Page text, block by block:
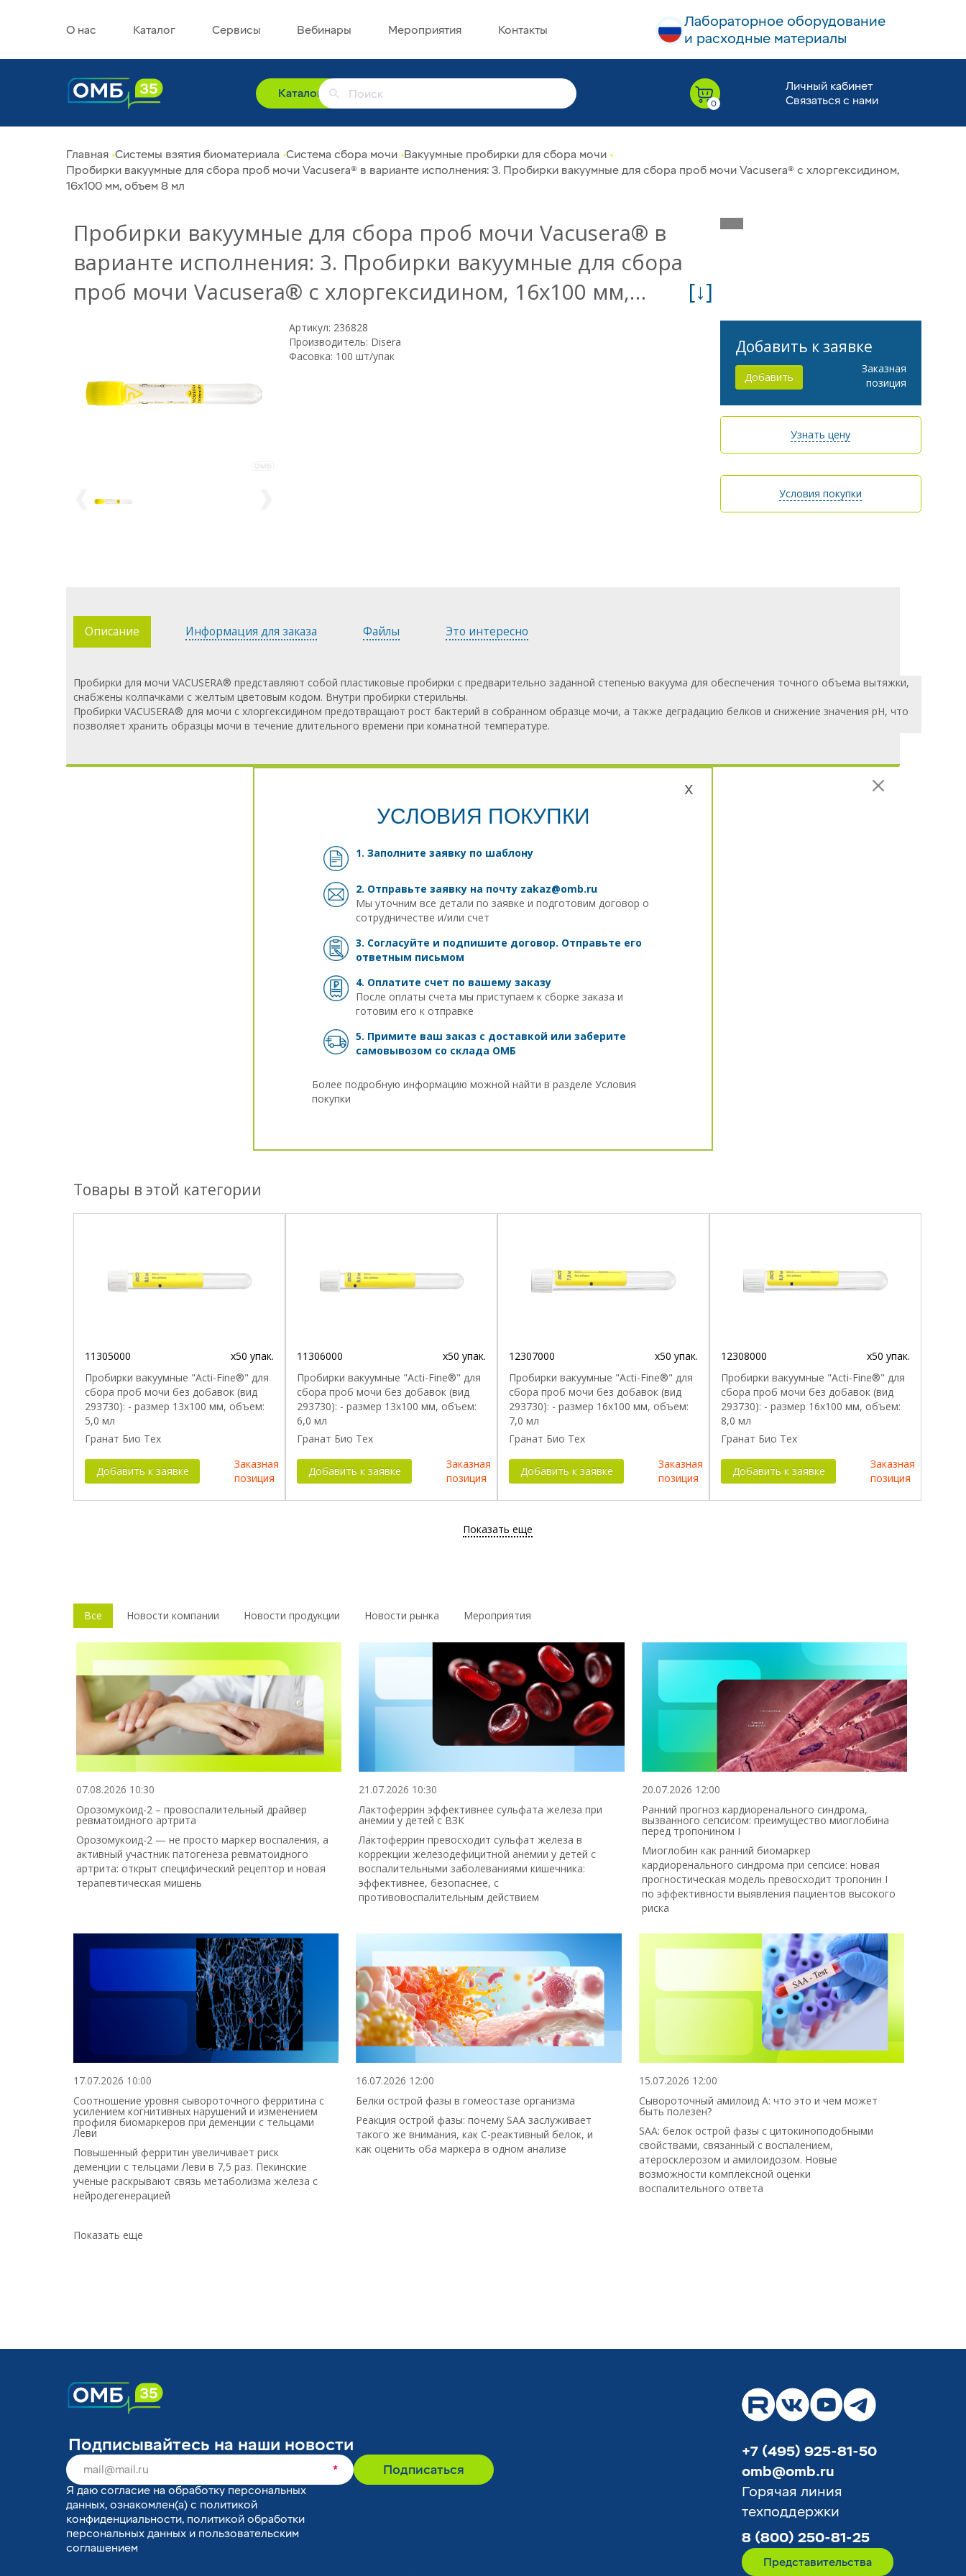
Лабораторное оборудование
и расходные материалы
О нас Каталог Сервисы Вебинары Мероприятия Контакты
Каталог
Личный кабинет
Связаться с нами
Главная Системы взятия биоматериала Система сбора мочи Вакуумные пробирки для сбора мочи
Пробирки вакуумные для сбора проб мочи Vacusera® в варианте исполнения: 3. Пробирки вакуумные для сбора проб мочи Vacusera® с хлоргексидином,
16x100 мм, объем 8 мл
Пробирки вакуумные для сбора проб мочи Vacusera® в
варианте исполнения: 3. Пробирки вакуумные для сбора
проб мочи Vacusera® с хлоргексидином, 16x100 мм,
[↓]
Артикул: 236828
Производитель: Disera
Фасовка: 100 шт/упак
Добавить к заявке
Добавить
Заказная
позиция
Узнать цену
Условия покупки
Описание Информация для заказа Файлы Это интересно
Пробирки для мочи VACUSERA® представляют собой пластиковые пробирки с предварительно заданной степенью вакуума для обеспечения точного объема вытяжки,
снабжены колпачками с желтым цветовым кодом. Внутри пробирки стерильны.
Пробирки VACUSERA® для мочи с хлоргексидином предотвращают рост бактерий в собранном образце мочи, а также деградацию белков и снижение значения pH, что
позволяет хранить образцы мочи в течение длительного времени при комнатной температуре.
x
УСЛОВИЯ ПОКУПКИ
1. Заполните заявку по шаблону
2. Отправьте заявку на почту zakaz@omb.ru
Мы уточним все детали по заявке и подготовим договор о
сотрудничестве и/или счет
3. Согласуйте и подпишите договор. Отправьте его
ответным письмом
4. Оплатите счет по вашему заказу
После оплаты счета мы приступаем к сборке заказа и
готовим его к отправке
5. Примите ваш заказ с доставкой или заберите
самовывозом со склада ОМБ
Более подробную информацию можной найти в разделе Условия
покупки
Товары в этой категории
11305000
x50 упак.
Пробирки вакуумные "Acti-Fine®" для
сбора проб мочи без добавок (вид
293730): - размер 13x100 мм, объем:
5,0 мл
Гранат Био Тех
Добавить к заявке
Заказная
позиция
11306000
x50 упак.
Пробирки вакуумные "Acti-Fine®" для
сбора проб мочи без добавок (вид
293730): - размер 13x100 мм, объем:
6,0 мл
Гранат Био Тех
Добавить к заявке
Заказная
позиция
12307000
x50 упак.
Пробирки вакуумные "Acti-Fine®" для
сбора проб мочи без добавок (вид
293730): - размер 16x100 мм, объем:
7,0 мл
Гранат Био Тех
Добавить к заявке
Заказная
позиция
12308000
x50 упак.
Пробирки вакуумные "Acti-Fine®" для
сбора проб мочи без добавок (вид
293730): - размер 16x100 мм, объем:
8,0 мл
Гранат Био Тех
Добавить к заявке
Заказная
позиция
Показать еще
Все Новости компании Новости продукции Новости рынка Мероприятия
07.08.2026 10:30
Орозомукоид-2 – провоспалительный драйвер
ревматоидного артрита
Орозомукоид-2 — не просто маркер воспаления, а
активный участник патогенеза ревматоидного
артрита: открыт специфический рецептор и новая
терапевтическая мишень
21.07.2026 10:30
Лактоферрин эффективнее сульфата железа при
анемии у детей с ВЗК
Лактоферрин превосходит сульфат железа в
коррекции железодефицитной анемии у детей с
воспалительными заболеваниями кишечника:
эффективнее, безопаснее, с
противовоспалительным действием
20.07.2026 12:00
Ранний прогноз кардиоренального синдрома,
вызванного сепсисом: преимущество миоглобина
перед тропонином I
Миоглобин как ранний биомаркер
кардиоренального синдрома при сепсисе: новая
прогностическая модель превосходит тропонин I
по эффективности выявления пациентов высокого
риска
17.07.2026 10:00
Соотношение уровня сывороточного ферритина с
усилением когнитивных нарушений и изменением
профиля биомаркеров при деменции с тельцами
Леви
Повышенный ферритин увеличивает риск
деменции с тельцами Леви в 7,5 раз. Пекинские
учёные раскрывают связь метаболизма железа с
нейродегенерацией
16.07.2026 12:00
Белки острой фазы в гомеостазе организма
Реакция острой фазы: почему SAA заслуживает
такого же внимания, как С-реактивный белок, и
как оценить оба маркера в одном анализе
15.07.2026 12:00
Сывороточный амилоид А: что это и чем может
быть полезен?
SAA: белок острой фазы с цитокиноподобными
свойствами, связанный с воспалением,
атеросклерозом и амилоидозом. Новые
возможности комплексной оценки
воспалительного ответа
Показать еще
Подписывайтесь на наши новости
* Подписаться
Я даю согласие на обработку персональных
данных, ознакомлен(а) с политикой
конфиденциальности, политикой обработки
персональных данных и пользовательским
соглашением
+7 (495) 925-81-50
omb@omb.ru
Горячая линия
техподдержки
8 (800) 250-81-25
Представительства